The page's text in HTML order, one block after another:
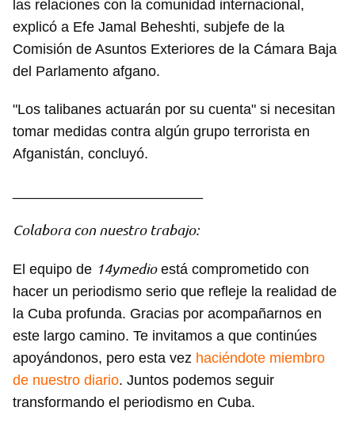
las relaciones con la comunidad internacional,
explicó a Efe Jamal Beheshti, subjefe de la
Comisión de Asuntos Exteriores de la Cámara Baja
del Parlamento afgano.
"Los talibanes actuarán por su cuenta" si necesitan
tomar medidas contra algún grupo terrorista en
Afganistán, concluyó.
Colabora con nuestro trabajo:
El equipo de 14ymedioestá comprometido con
hacer un periodismo serio que refleje la realidad de
la Cuba profunda. Gracias por acompañarnos en
este largo camino. Te invitamos a que continúes
apoyándonos, pero esta vez haciéndote miembro
de nuestro diario. Juntos podemos seguir
transformando el periodismo en Cuba.